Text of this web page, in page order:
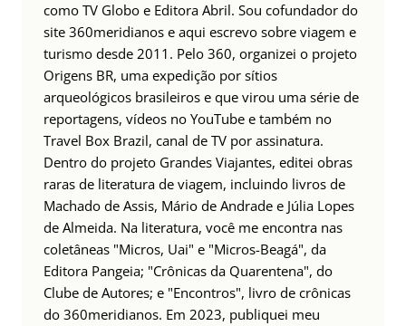
como TV Globo e Editora Abril. Sou cofundador do
site 360meridianos e aqui escrevo sobre viagem e
turismo desde 2011. Pelo 360, organizei o projeto
Origens BR, uma expedição por sítios
arqueológicos brasileiros e que virou uma série de
reportagens, vídeos no YouTube e também no
Travel Box Brazil, canal de TV por assinatura.
Dentro do projeto Grandes Viajantes, editei obras
raras de literatura de viagem, incluindo livros de
Machado de Assis, Mário de Andrade e Júlia Lopes
de Almeida. Na literatura, você me encontra nas
coletâneas "Micros, Uai" e "Micros-Beagá", da
Editora Pangeia; "Crônicas da Quarentena", do
Clube de Autores; e "Encontros", livro de crônicas
do 360meridianos. Em 2023, publiquei meu